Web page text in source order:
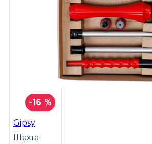
-16 %
Gipsy
Шахта